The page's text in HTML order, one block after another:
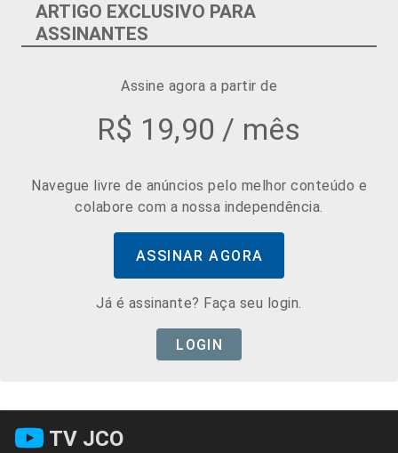
ARTIGO EXCLUSIVO PARA
ASSINANTES
Assine agora a partir de
R$ 19,90 / mês
Navegue livre de anúncios pelo melhor conteúdo e
colabore com a nossa independência.
ASSINAR AGORA
Já é assinante? Faça seu login.
LOGIN
TV JCO